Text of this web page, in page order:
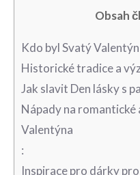
Obsah
Kdo ⁢byl Svatý
Historické tradice a
Jak slavit ​Den ​lásky s
Nápady na⁤
Valentýna
:
Inspirace ‍pro dárky